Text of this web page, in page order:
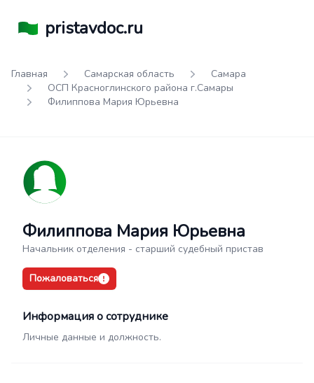
pristavdoc.ru
Главная Самарская область
Самара
ОСП Красноглинского района г.Самары
Филиппова Мария Юрьевна
Филиппова Мария Юрьевна
Начальник отделения - старший судебный пристав
Пожаловаться
Информация о сотруднике
Личные данные и должность.